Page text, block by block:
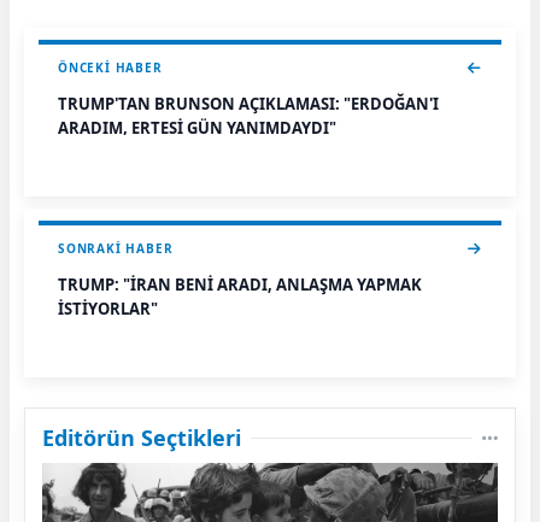
ÖNCEKI HABER
TRUMP'TAN BRUNSON AÇIKLAMASI: "ERDOĞAN'I
ARADIM, ERTESİ GÜN YANIMDAYDI"
SONRAKI HABER
TRUMP: "İRAN BENİ ARADI, ANLAŞMA YAPMAK
İSTİYORLAR"
Editörün Seçtikleri